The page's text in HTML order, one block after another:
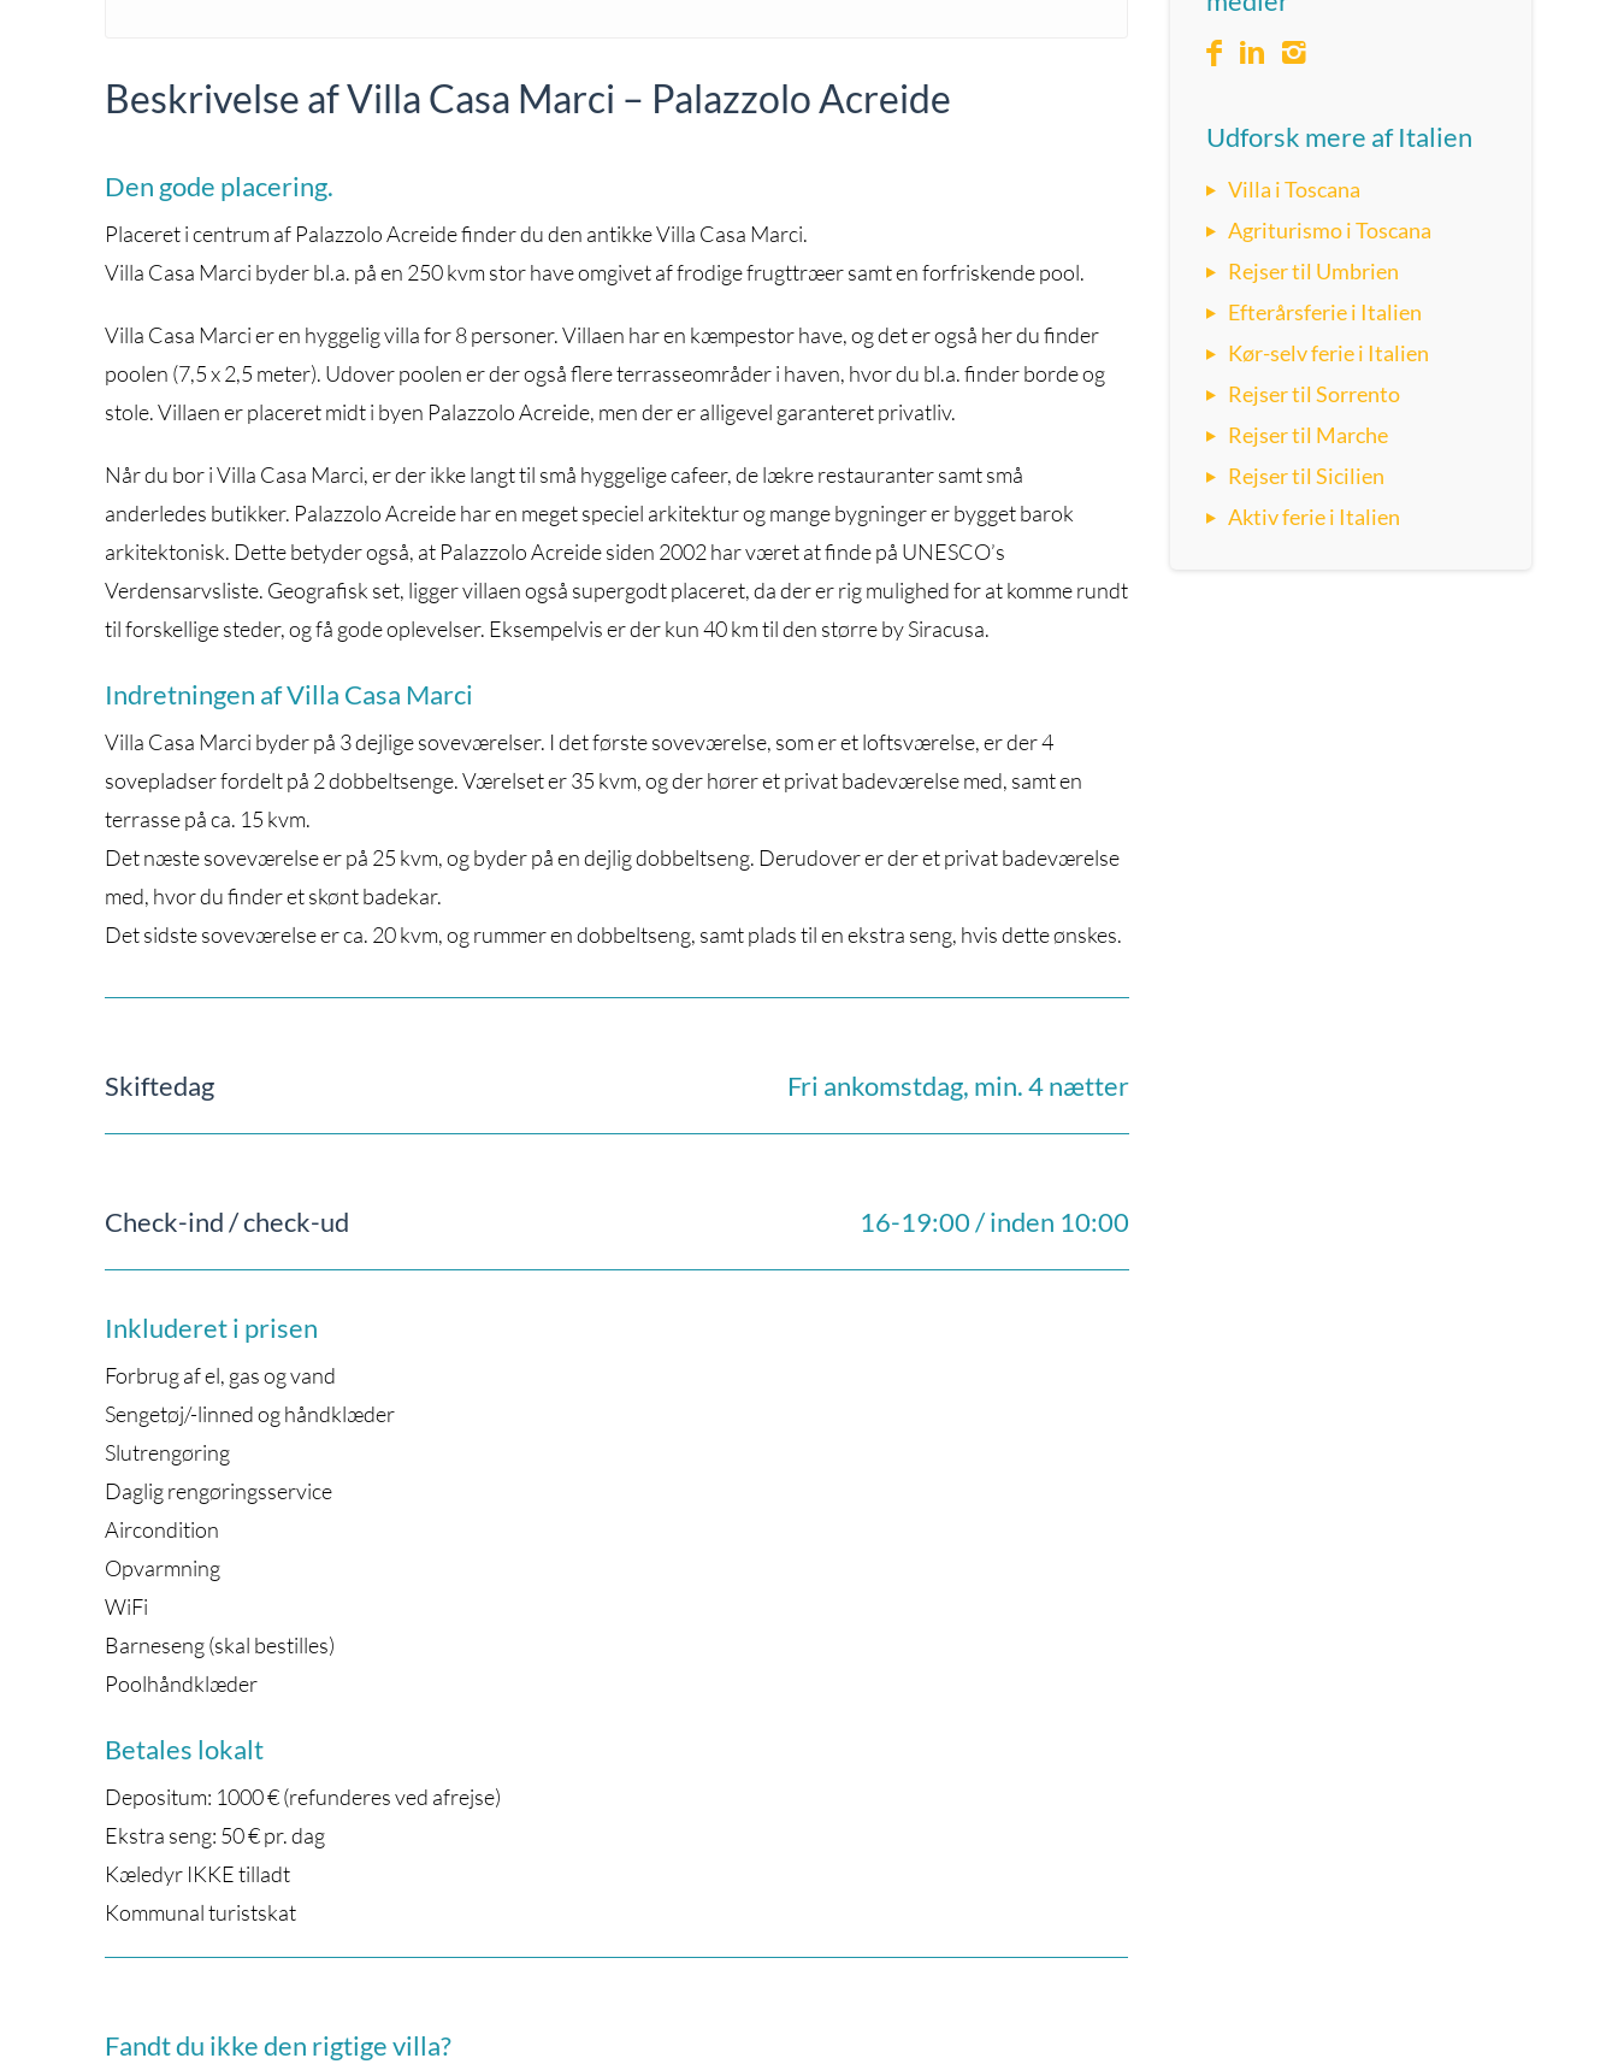
Beskrivelse af Villa Casa Marci – Palazzolo Acreide
Den gode placering.
Placeret i centrum af Palazzolo Acreide finder du den antikke Villa Casa Marci.
Villa Casa Marci byder bl.a. på en 250 kvm stor have omgivet af frodige frugttræer samt en forfriskende pool.
Villa Casa Marci er en hyggelig villa for 8 personer. Villaen har en kæmpestor have, og det er også her du finder
poolen (7,5 x 2,5 meter). Udover poolen er der også flere terrasseområder i haven, hvor du bl.a. finder borde og
stole. Villaen er placeret midt i byen Palazzolo Acreide, men der er alligevel garanteret privatliv.
Når du bor i Villa Casa Marci, er der ikke langt til små hyggelige cafeer, de lækre restauranter samt små
anderledes butikker. Palazzolo Acreide har en meget speciel arkitektur og mange bygninger er bygget barok
arkitektonisk. Dette betyder også, at Palazzolo Acreide siden 2002 har været at finde på UNESCO’s
Verdensarvsliste. Geografisk set, ligger villaen også supergodt placeret, da der er rig mulighed for at komme rundt
til forskellige steder, og få gode oplevelser. Eksempelvis er der kun 40 km til den større by Siracusa.
Indretningen af Villa Casa Marci
Villa Casa Marci byder på 3 dejlige soveværelser. I det første soveværelse, som er et loftsværelse, er der 4
sovepladser fordelt på 2 dobbeltsenge. Værelset er 35 kvm, og der hører et privat badeværelse med, samt en
terrasse på ca. 15 kvm.
Det næste soveværelse er på 25 kvm, og byder på en dejlig dobbeltseng. Derudover er der et privat badeværelse
med, hvor du finder et skønt badekar.
Det sidste soveværelse er ca. 20 kvm, og rummer en dobbeltseng, samt plads til en ekstra seng, hvis dette ønskes.
Skiftedag Fri ankomstdag, min. 4 nætter
Check-ind / check-ud 16-19:00 / inden 10:00
Inkluderet i prisen
Forbrug af el, gas og vand
Sengetøj/-linned og håndklæder
Slutrengøring
Daglig rengøringsservice
Aircondition
Opvarmning
WiFi
Barneseng (skal bestilles)
Poolhåndklæder
Betales lokalt
Depositum: 1000 € (refunderes ved afrejse)
Ekstra seng: 50 € pr. dag
Kæledyr IKKE tilladt
Kommunal turistskat
Fandt du ikke den rigtige villa?
Udforsk mere af Italien
Villa i Toscana
Agriturismo i Toscana
Rejser til Umbrien
Efterårsferie i Italien
Kør-selv ferie i Italien
Rejser til Sorrento
Rejser til Marche
Rejser til Sicilien
Aktiv ferie i Italien